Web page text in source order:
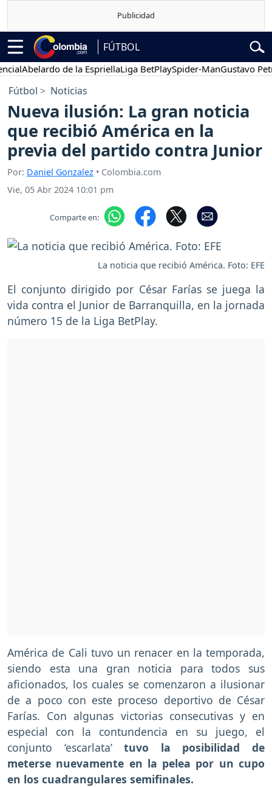
FÚTBOL
Abelardo de la EspriellaLiga BetPlaySpider-ManGustavo Petro
Fútbol Noticias
Nueva ilusión: La gran noticia
que recibió América en la
previa del partido contra Junior
Por: Daniel Gonzalez • Colombia.com
Vie, 05 Abr 2024 10:01 pm
Comparte en:
La noticia que recibió América. Foto: EFE
El conjunto dirigido por César Farías se juega la
vida contra el Junior de Barranquilla, en la jornada
número 15 de la Liga BetPlay.
América de Cali tuvo un renacer en la temporada,
siendo esta una gran noticia para todos sus
aficionados, los cuales se comenzaron a ilusionar
de a poco con este proceso deportivo de César
Farías. Con algunas victorias consecutivas y en
especial con la contundencia en su juego, el
conjunto ‘escarlata’tuvo la posibilidad de
meterse nuevamente en la pelea por un cupo
en los cuadrangulares semifinales.